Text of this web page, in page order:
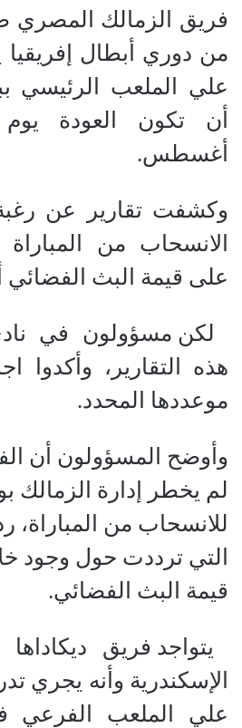
فريق الزمالك المصري
من دوري أبطال إفريقيا
علي الملعب الرئيسي
أغسطس.
وكشفت تقارير عن
الانسحاب من
على قيمة البث الفضائي
لكن مسؤولون في
هذه التقارير، وأكدوا
موعددها المحدد.
وأوضح المسؤولون أن
لم يخطر إدارة الزمالك
للانسحاب من المباراة،
التي ترددت حول وجود
قيمة البث الفضائي.
يتواجد فريق
الإسكندرية وأنه يجري
علي الملعب الفرعي